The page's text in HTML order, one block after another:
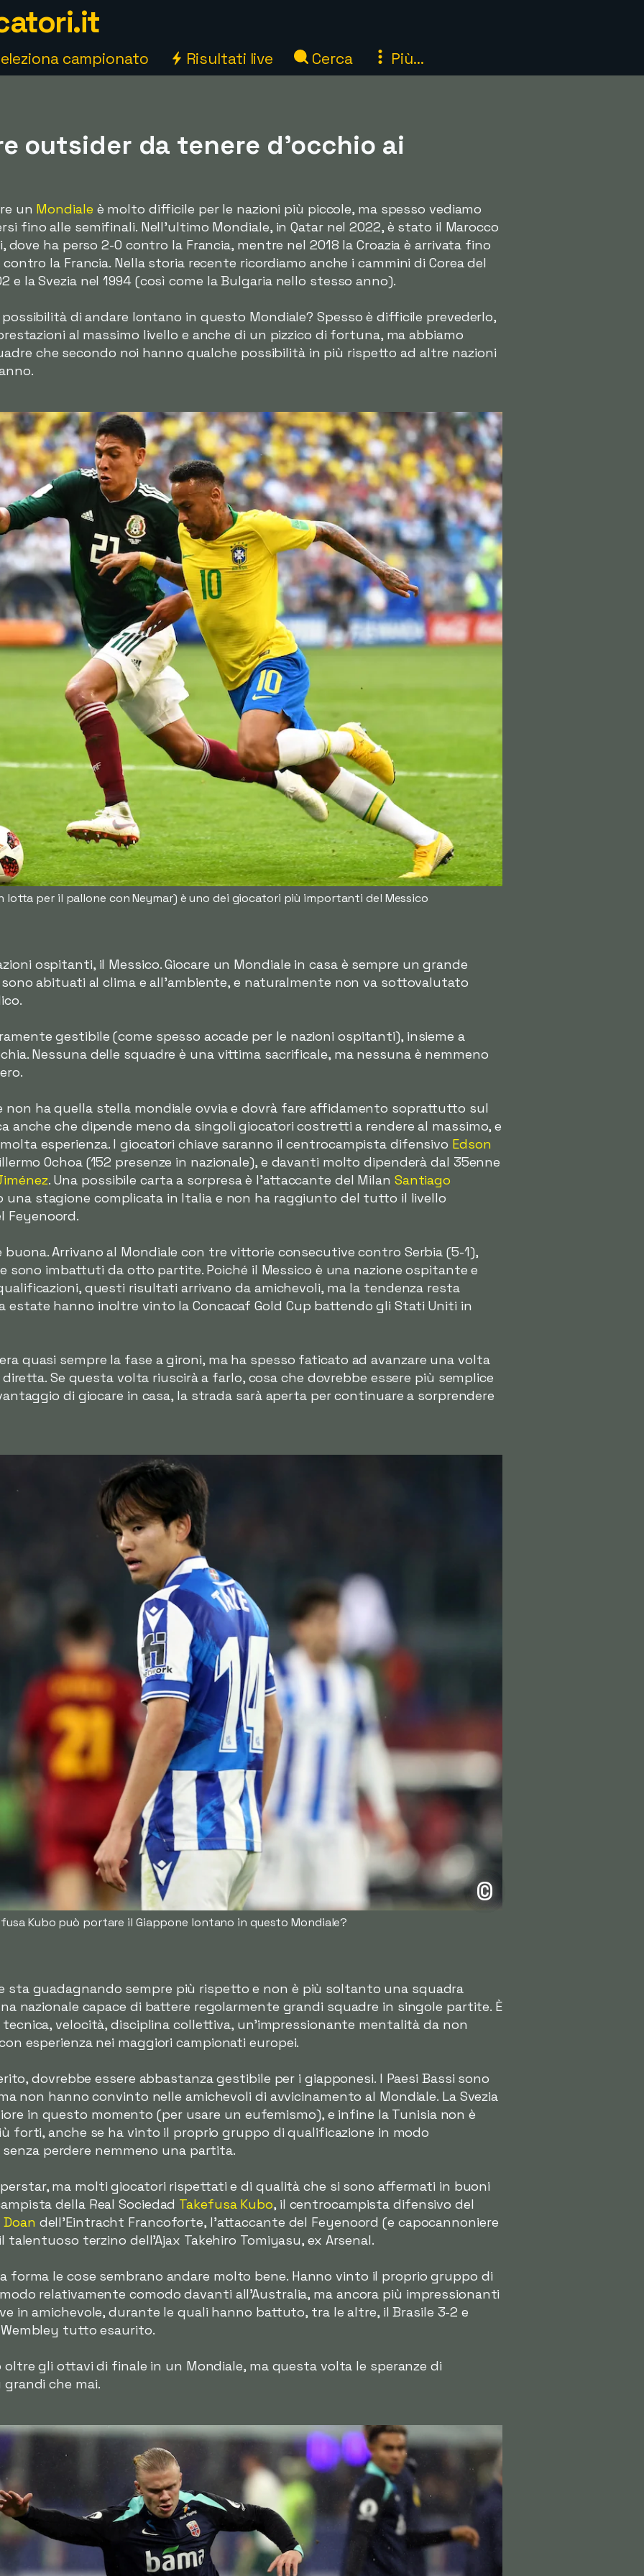
campionato Risultati live Cerca Più...
outsider da tenere d'occhio ai
un Mondiale è molto difficile per le nazioni più piccole, ma spesso vediamo
fino alle semifinali. Nell'ultimo Mondiale, in Qatar nel 2022, è stato il Marocco
dove ha perso 2-0 contro la Francia, mentre nel 2018 la Croazia è arrivata fino
la Francia. Nella storia recente ricordiamo anche i cammini di Corea del
e la Svezia nel 1994 (così come la Bulgaria nello stesso anno).
di andare lontano in questo Mondiale? Spesso è difficile prevederlo,
al massimo livello e anche di un pizzico di fortuna, ma abbiamo
che secondo noi hanno qualche possibilità in più rispetto ad altre nazioni
lotta per il pallone con Neymar) è uno dei giocatori più importanti del Messico
ospitanti, il Messico. Giocare un Mondiale in casa è sempre un grande
abituati al clima e all'ambiente, e naturalmente non va sottovalutato
gestibile (come spesso accade per le nazioni ospitanti), insieme a
Nessuna delle squadre è una vittima sacrificale, ma nessuna è nemmeno
non ha quella stella mondiale ovvia e dovrà fare affidamento soprattutto sul
anche che dipende meno da singoli giocatori costretti a rendere al massimo, e
esperienza. I giocatori chiave saranno il centrocampista difensivo Edson
Ochoa (152 presenze in nazionale), e davanti molto dipenderà dal 35enne
. Una possibile carta a sorpresa è l'attaccante del Milan Santiago
una stagione complicata in Italia e non ha raggiunto del tutto il livello
Feyenoord.
buona. Arrivano al Mondiale con tre vittorie consecutive contro Serbia (5-1),
sono imbattuti da otto partite. Poiché il Messico è una nazione ospitante e
questi risultati arrivano da amichevoli, ma la tendenza resta
estate hanno inoltre vinto la Concacaf Gold Cup battendo gli Stati Uniti in
quasi sempre la fase a gironi, ma ha spesso faticato ad avanzare una volta
Se questa volta riuscirà a farlo, cosa che dovrebbe essere più semplice
di giocare in casa, la strada sarà aperta per continuare a sorprendere
©
Kubo può portare il Giappone lontano in questo Mondiale?
sta guadagnando sempre più rispetto e non è più soltanto una squadra
nazionale capace di battere regolarmente grandi squadre in singole partite. È
velocità, disciplina collettiva, un'impressionante mentalità da non
esperienza nei maggiori campionati europei.
dovrebbe essere abbastanza gestibile per i giapponesi. I Paesi Bassi sono
non hanno convinto nelle amichevoli di avvicinamento al Mondiale. La Svezia
in questo momento (per usare un eufemismo), e infine la Tunisia non è
forti, anche se ha vinto il proprio gruppo di qualificazione in modo
perdere nemmeno una partita.
ma molti giocatori rispettati e di qualità che si sono affermati in buoni
della Real Sociedad Takefusa Kubo, il centrocampista difensivo del
dell'Eintracht Francoforte, l'attaccante del Feyenoord (e capocannoniere
talentuoso terzino dell'Ajax Takehiro Tomiyasu, ex Arsenal.
forma le cose sembrano andare molto bene. Hanno vinto il proprio gruppo di
relativamente comodo davanti all'Australia, ma ancora più impressionanti
in amichevole, durante le quali hanno battuto, tra le altre, il Brasile 3-2 e
tutto esaurito.
oltre gli ottavi di finale in un Mondiale, ma questa volta le speranze di
che mai.